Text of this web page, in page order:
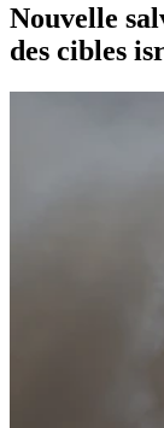
Nouvelle
des cibles